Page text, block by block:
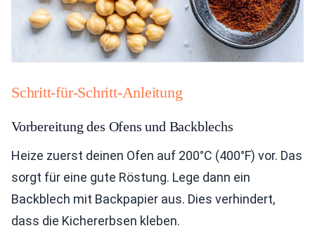
Schritt-für-Schritt-Anleitung
Vorbereitung des Ofens und Backblechs
Heize zuerst deinen Ofen auf 200°C (400°F) vor. Das
sorgt für eine gute Röstung. Lege dann ein
Backblech mit Backpapier aus. Dies verhindert,
dass die Kichererbsen kleben.